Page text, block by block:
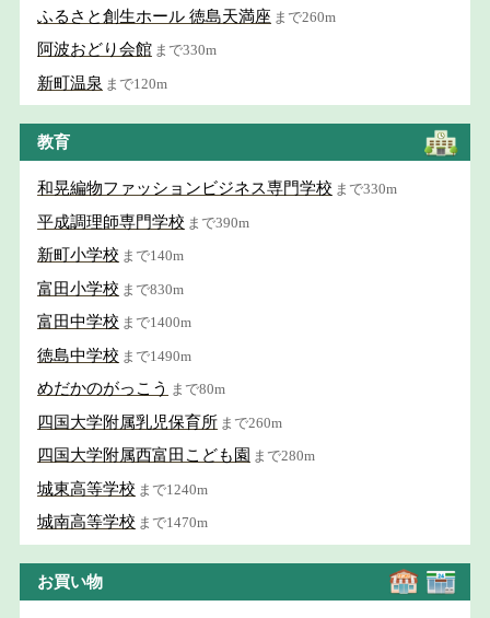
ふるさと創生ホール 徳島天満座 まで260m
阿波おどり会館 まで330m
新町温泉 まで120m
教育
和晃編物ファッションビジネス専門学校 まで330m
平成調理師専門学校 まで390m
新町小学校 まで140m
富田小学校 まで830m
富田中学校 まで1400m
徳島中学校 まで1490m
めだかのがっこう まで80m
四国大学附属乳児保育所 まで260m
四国大学附属西富田こども園 まで280m
城東高等学校 まで1240m
城南高等学校 まで1470m
お買い物